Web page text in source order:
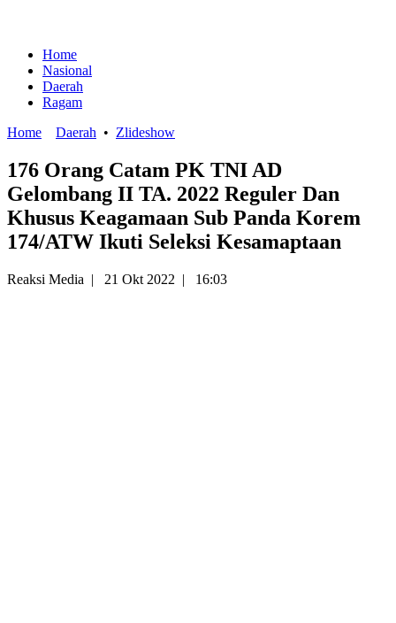
Home
Nasional
Daerah
Ragam
Home
Daerah • Zlideshow
176 Orang Catam PK TNI AD
Gelombang II TA. 2022 Reguler Dan
Khusus Keagamaan Sub Panda Korem
174/ATW Ikuti Seleksi Kesamaptaan
Reaksi Media | 21 Okt 2022 | 16:03